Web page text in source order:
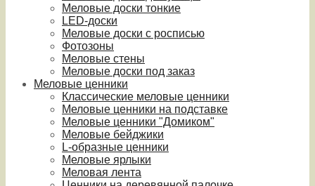
Меловые доски тонкие
LED-доски
Меловые доски с росписью
Фотозоны
Меловые стены
Меловые доски под заказ
Меловые ценники
Классические меловые ценники
Меловые ценники на подставке
Меловые ценники "Домиком"
Меловые бейджики
L-образные ценники
Меловые ярлыки
Меловая лента